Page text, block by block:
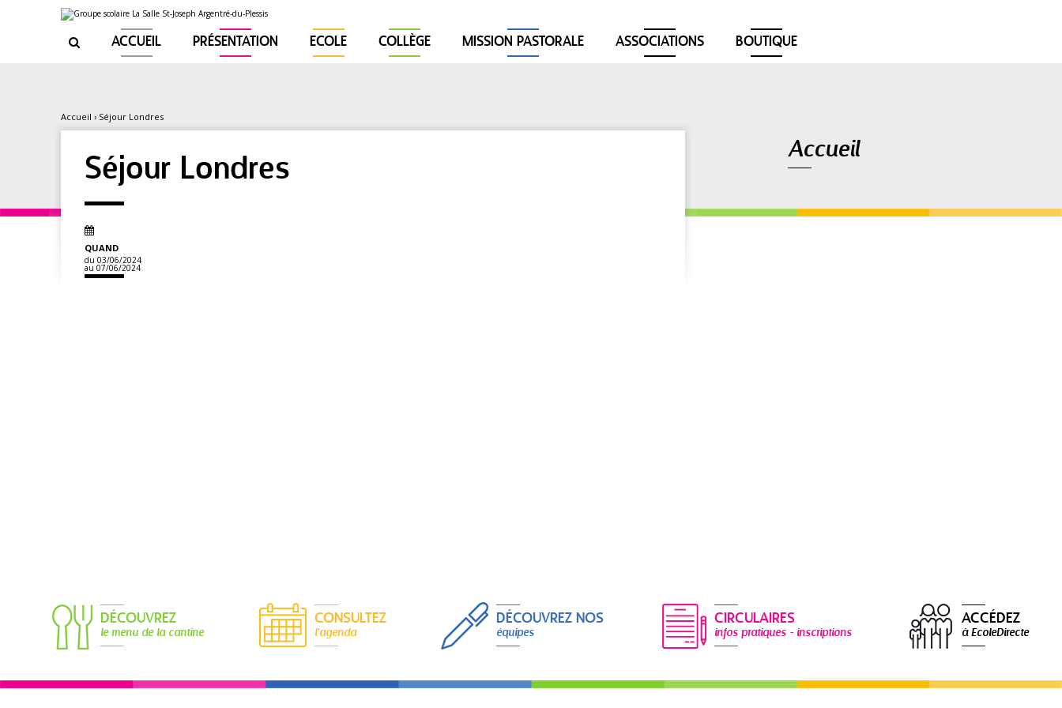
 ACCUEIL PRÉSENTATION ECOLE COLLÈGE MISSION PASTORALE ASSOCIATIONS BOUTIQUE
Accueil › Séjour Londres
Séjour Londres
QUAND
du 03/06/2024
au 07/06/2024
Accueil
DÉCOUVREZ
le menu de la cantine
CONSULTEZ
l'agenda
DÉCOUVREZ NOS
équipes
CIRCULAIRES
infos pratiques - inscriptions
ACCÉDEZ
à EcoleDirecte